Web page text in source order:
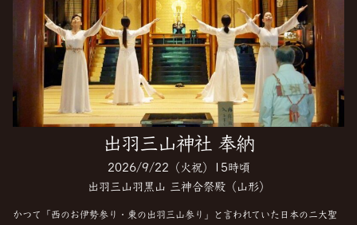
出羽三山神社 奉納
2026/9/22（火祝）15時頃
出羽三山羽黒山 三神合祭殿（山形）
かつて「西のお伊勢参り・東の出羽三山参り」と言われていた日本の二大聖